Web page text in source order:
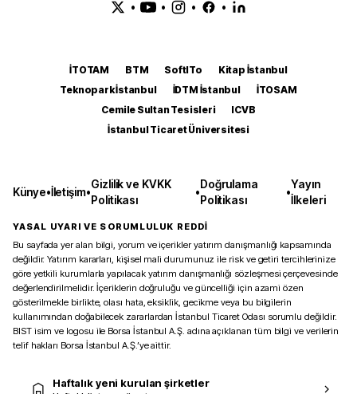
• • • •
İTOTAM BTM SoftITo
Kitap İstanbul
Teknopark İstanbul
İDTM İstanbul
İTOSAM
Cemile Sultan Tesisleri
ICVB
İstanbul Ticaret Üniversitesi
Künye•İletişim•
Gizlilik ve KVKK
Politikası
•
Doğrulama
Politikası
•
Yayın
İlkeleri
YASAL UYARI VE SORUMLULUK REDDİ
Bu sayfada yer alan bilgi, yorum ve içerikler yatırım danışmanlığı kapsamında
değildir. Yatırım kararları, kişisel mali durumunuz ile risk ve getiri tercihlerinize
göre yetkili kurumlarla yapılacak yatırım danışmanlığı sözleşmesi çerçevesinde
değerlendirilmelidir. İçeriklerin doğruluğu ve güncelliği için azami özen
gösterilmekle birlikte, olası hata, eksiklik, gecikme veya bu bilgilerin
kullanımından doğabilecek zararlardan İstanbul Ticaret Odası sorumlu değildir.
BIST isim ve logosu ile Borsa İstanbul A.Ş. adına açıklanan tüm bilgi ve verilerin
telif hakları Borsa İstanbul A.Ş.’ye aittir.
Haftalık yeni kurulan şirketler